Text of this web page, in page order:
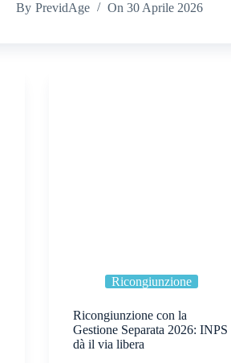
By PrevidAge On 30 Aprile 2026
Ricongiunzione
Ricongiunzione con la
Gestione Separata 2026: INPS
dà il via libera